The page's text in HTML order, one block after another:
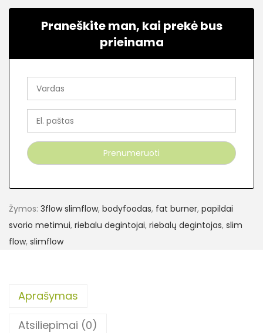
Praneškite man, kai prekė bus
prieinama
Žymos: 3flow slimflow, bodyfoodas, fat burner, papildai
svorio metimui, riebalu degintojai, riebalų degintojas, slim
flow, slimflow
Aprašymas
Atsiliepimai (0)